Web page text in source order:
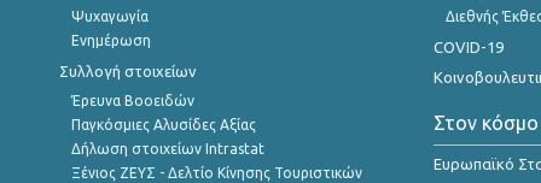
Ψυχαγωγία
Ενημέρωση
Συλλογή στοιχείων
Έρευνα Βοοειδών
Παγκόσμιες Αλυσίδες Αξίας
Δήλωση στοιχείων Intrastat
Ξένιος ΖΕΥΣ - Δελτίο Κίνησης Τουριστικών
Διεθνής
COVID-19
Στον κόσμο
Ευρωπαϊκό